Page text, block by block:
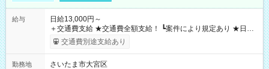
給与
日給13,000円～
＋交通費支給 ★交通費全額支給！ ┗案件により規定あり ★日払
いOK！（規定あり） ┗働いたその日に現金GET♪ お仕事後はコ
ンビニATMから 日払い分を引き落とせます！ 【試用期間】試
交通費別途支給あり
勤務地
さいたま市大宮区